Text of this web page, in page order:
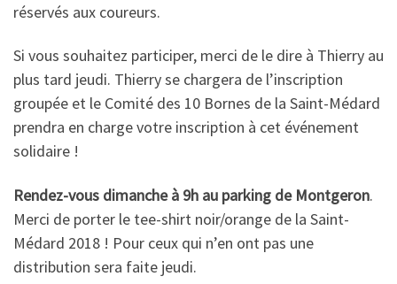
réservés aux coureurs.
Si vous souhaitez participer, merci de le dire à Thierry au
plus tard jeudi. Thierry se chargera de l’inscription
groupée et le Comité des 10 Bornes de la Saint-Médard
prendra en charge votre inscription à cet événement
solidaire !
Rendez-vous dimanche à 9h au parking de Montgeron.
Merci de porter le tee-shirt noir/orange de la Saint-
Médard 2018 ! Pour ceux qui n’en ont pas une
distribution sera faite jeudi.